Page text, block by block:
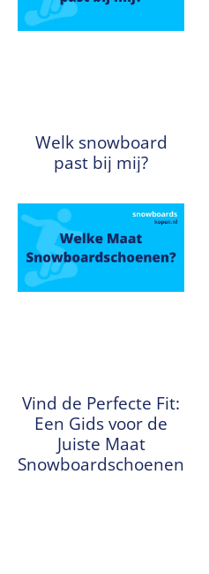
Welk snowboard
past bij mij?
Vind de Perfecte Fit:
Een Gids voor de
Juiste Maat
Snowboardschoenen